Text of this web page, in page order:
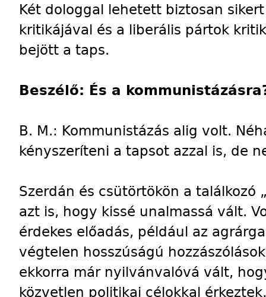
Két dologgal lehetett biztosan
kritikájával és a liberális pártok
bejött a taps.
Beszélő: És a
B. M.: Kommunistázás alig volt.
kényszeríteni a tapsot azzal is, de
Szerdán és csütörtökön a találkozó
azt is, hogy kissé unalmassá vált.
érdekes előadás, például az
végtelen hosszúságú
ekkorra már nyilvánvalóvá vált,
közvetlen politikai célokkal